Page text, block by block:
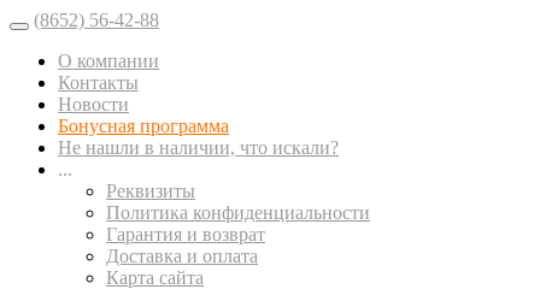
(8652) 56-42-88
О компании
Контакты
Новости
Бонусная программа
Не нашли в наличии, что искали?
...
Реквизиты
Политика конфиденциальности
Гарантия и возврат
Доставка и оплата
Карта сайта